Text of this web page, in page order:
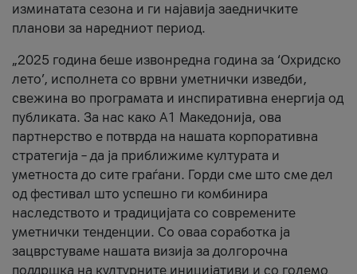
изминатата сезона и ги најавија заедничките
планови за наредниот период.
„2025 година беше извонредна година за ‘Охридско
лето’, исполнета со врвни уметнички изведби,
свежина во програмата и инспиративна енергија од
публиката. За нас како A1 Македонија, ова
партнерство е потврда на нашата корпоративна
стратегија – да ја приближиме културата и
уметноста до сите граѓани. Горди сме што сме дел
од фестивал што успешно ги комбинира
наследството и традицијата со современите
уметнички тенденции. Со оваа соработка ја
зацврстуваме нашата визија за долгорочна
поддршка на културните иницијативи и со големо